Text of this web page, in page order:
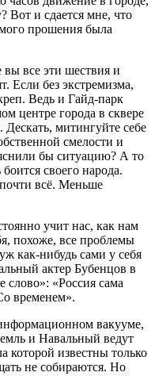
Вот и сдается мне, что
прошения была
все эти шествия и
Если без экстремизма,
Ведь и Гайд-парк
центре города в сквере
митингуйте себе
смелости и
бы ситуацию? А то
своего народа.
всё. Меньше
учит нас, как нам
похоже, все проблемы
как-нибудь сами у себя
актер Бубенцов в
слово»: «Россия сама
временем».
вакууме,
и Навальный ведут
которой известны только
не собираются. Но